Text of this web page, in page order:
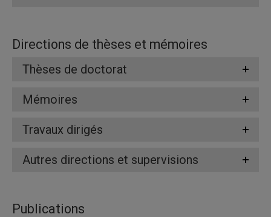
Directions de thèses et mémoires
Thèses de doctorat
Mémoires
Travaux dirigés
Autres directions et supervisions
Publications